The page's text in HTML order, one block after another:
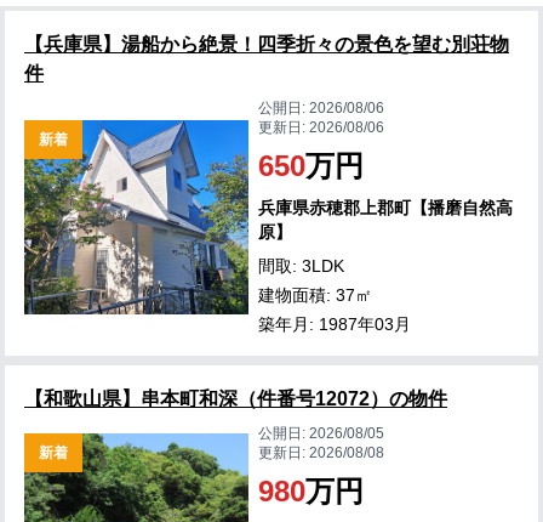
【兵庫県】湯船から絶景！四季折々の景色を望む別荘物
件
新着
公開日:2026/08/06
更新日:2026/08/06
650万円
兵庫県赤穂郡上郡町【播磨自然高
原】
間取: 3LDK
建物面積: 37㎡
築年月: 1987年03月
【和歌山県】串本町和深（件番号12072）の物件
新着
公開日:2026/08/05
更新日:2026/08/08
980万円